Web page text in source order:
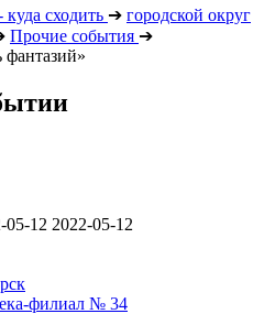
сходить ➔ городской округ
Прочие события ➔
фантазий»
05-12 2022-05-12
филиал № 34